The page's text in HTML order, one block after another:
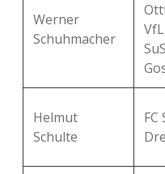
Werner
Schuhmacher
Helmut
Schulte
FC